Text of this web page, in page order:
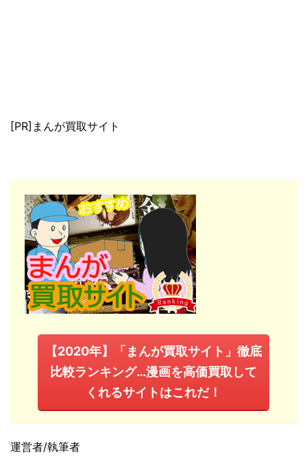
[PR]まんが買取サイト
【2020年】「まんが買取サイト」徹底
比較ランキング…漫画を高価買取して
くれるサイトはこれだ！
運営者/執筆者